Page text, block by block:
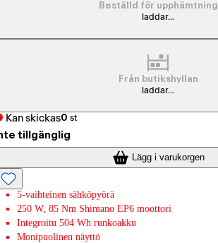
Beställd för upphämtning
laddar...
Från butikshyllan
laddar...
Kan skickas0 st
tillgänglig
Lägg i varukorgen
5-vaihteinen sähköpyörä
250 W, 85 Nm Shimano EP6 moottori
Integroitu 504 Wh runkoakku
Monipuolinen näyttö